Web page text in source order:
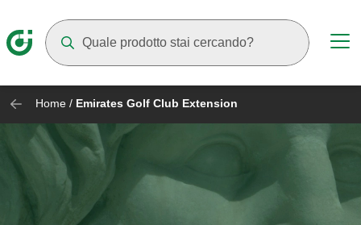
Home / Emirates Golf Club Extension